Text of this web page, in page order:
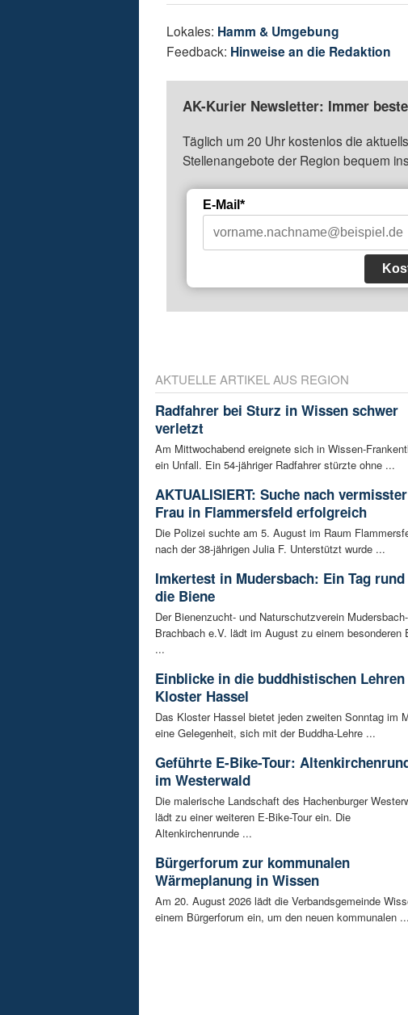
Lokales: Hamm & Umgebung
Feedback: Hinweise an die Redaktion
AK-Kurier Newsletter: Immer
Täglich um 20 Uhr kostenlos die
Stellenangebote der Region bequem
E-Mail*
AKTUELLE ARTIKEL AUS REGION
Radfahrer bei Sturz in Wissen schwer
verletzt
Am Mittwochabend ereignete sich in Wissen-
ein Unfall. Ein 54-jähriger Radfahrer stürzte ohne ...
AKTUALISIERT: Suche nach vermisster
Frau in Flammersfeld erfolgreich
Die Polizei suchte am 5. August im Raum
nach der 38-jährigen Julia F. Unterstützt wurde ...
Imkertest in Mudersbach: Ein Tag rund
die Biene
Der Bienenzucht- und Naturschutzverein Mudersbach-
Brachbach e.V. lädt im August zu einem besonderen
...
Einblicke in die buddhistischen
Kloster Hassel
Das Kloster Hassel bietet jeden zweiten Sonntag im
eine Gelegenheit, sich mit der Buddha-Lehre ...
Geführte E-Bike-Tour:
im Westerwald
Die malerische Landschaft des Hachenburger
lädt zu einer weiteren E-Bike-Tour ein. Die
Altenkirchenrunde ...
Bürgerforum zur kommunalen
Wärmeplanung in Wissen
Am 20. August 2026 lädt die Verbandsgemeinde
einem Bürgerforum ein, um den neuen kommunalen ...